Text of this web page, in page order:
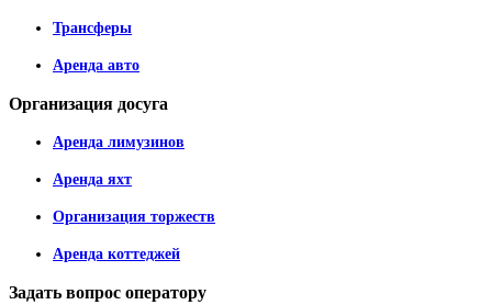
Трансферы
Аренда авто
Организация досуга
Аренда лимузинов
Аренда яхт
Организация торжеств
Аренда коттеджей
Задать вопрос оператору